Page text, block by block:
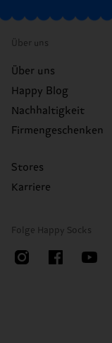
Über uns
Über uns
Happy Blog
Nachhaltigkeit
Firmengeschenken
Stores
Karriere
Folge Happy Socks